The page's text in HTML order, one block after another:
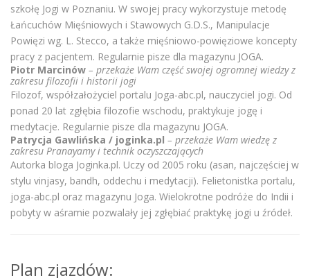
szkołę Jogi w Poznaniu. W swojej pracy wykorzystuje metodę
Łańcuchów Mięśniowych i Stawowych G.D.S., Manipulacje
Powięzi wg. L. Stecco, a także mięśniowo-powięziowe koncepty
pracy z pacjentem. Regularnie pisze dla magazynu JOGA.
Piotr Marcinów – przekaże Wam część swojej ogromnej wiedzy z
zakresu filozofii i historii jogi
Filozof, współzałożyciel portalu Joga-abc.pl, nauczyciel jogi. Od
ponad 20 lat zgłębia filozofie wschodu, praktykuje jogę i
medytacje. Regularnie pisze dla magazynu JOGA.
Patrycja Gawlińska / joginka.pl – przekaże Wam wiedzę z
zakresu Pranayamy i technik oczyszczających
Autorka bloga Joginka.pl. Uczy od 2005 roku (asan, najczęściej w
stylu vinjasy, bandh, oddechu i medytacji). Felietonistka portalu,
joga-abc.pl oraz magazynu Joga. Wielokrotne podróże do Indii i
pobyty w aśramie pozwalały jej zgłębiać praktykę jogi u źródeł.
Plan zjazdów: